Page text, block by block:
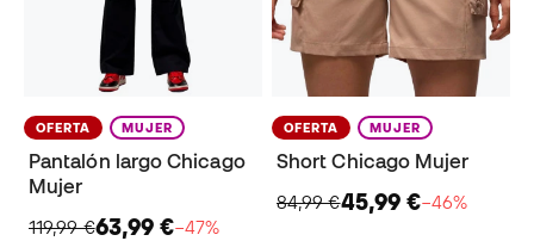
OFERTA MUJER
Pantalón largo Chicago
Mujer
119,99 €63,99 €−47%
OFERTA MUJER
Short Chicago Mujer
84,99 €45,99 €−46%